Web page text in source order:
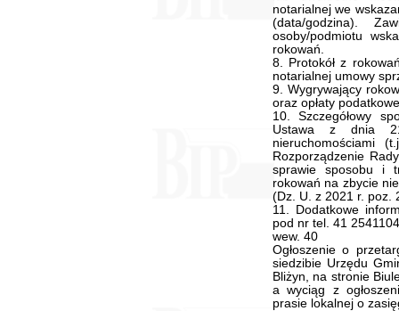
notarialnej we
(data/godzina).
osoby/podmiotu
rokowań.
8. Protokół z
notarialnej umowy
9. Wygrywający
oraz opłaty
10. Szczegółowy
Ustawa z dnia
Rozporządzenie
sprawie sposobu i
rokowań na zbycie
(Dz. U. z 2021 r. poz.
11. Dodatkowe
pod nr tel. 41 2541104
wew. 40
Ogłoszenie o
siedzibie Urzędu
Bliżyn, na stronie
a wyciąg z
prasie lokalnej o